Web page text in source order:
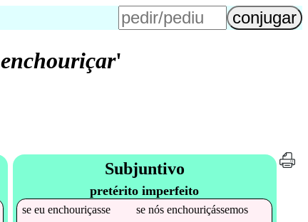
enchouriçar'
Subjuntivo
pretérito imperfeito
seeuenchouriçasse senósenchouriçássemos